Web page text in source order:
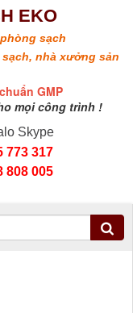
EKO
sạch
nhà xưởng sản
GMP
mọi công trình !
Skype
773 317
808 005